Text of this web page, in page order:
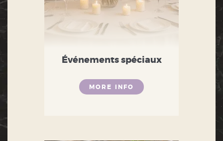
Événements spéciaux
MORE INFO